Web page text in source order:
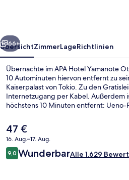
Weiter
66+
ÜbersichtZimmerLageRichtlinien
Übernachte im APA Hotel Yamanote
10 Autominuten hiervon entfernt zu
Kaiserpalast von Tokio. Zu den
Internetzugang per Kabel. Außerdem
höchstens 10 Minuten entfernt: Ueno-
Entfernung zu den öffentlichen
Straßenbahnhaltestelle Otsuka-ekimae
Mukōhara sind es 4 Gehminuten.
Der
aktuelle
Preis
beträgt
47 €
16. Aug.–17. Aug.
Bewertungen
9,09,0 von 10.
WunderbarAlle 1.629